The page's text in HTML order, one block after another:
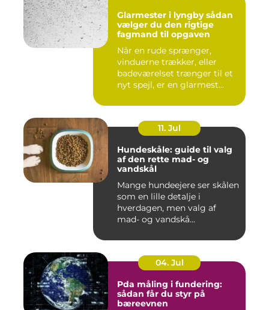
Glarmester i lyngby sådan
vælger du den rigtige
fagmand til opgaven
Når en rude sprænger,
vinduerne trækker, eller
badeværelset trænger til et
nyt spejl, er en glarmest...
11. Jul
Hundeskåle: guide til valg
af den rette mad- og
vandskål
Mange hundeejere ser skålen
som en lille detalje i
hverdagen, men valg af
mad- og vandskå...
04. Jul
Pda måling i fundering:
sådan får du styr på
bæreevnen